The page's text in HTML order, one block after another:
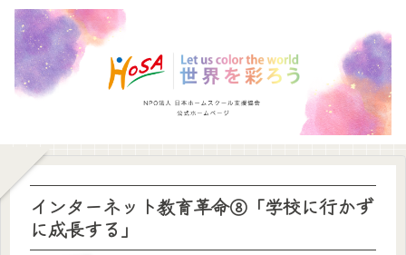
インターネット教育革命⑧「学校に行かず
に成長する」